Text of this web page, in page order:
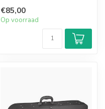
zwarte buit...
€85,00
Op voorraad